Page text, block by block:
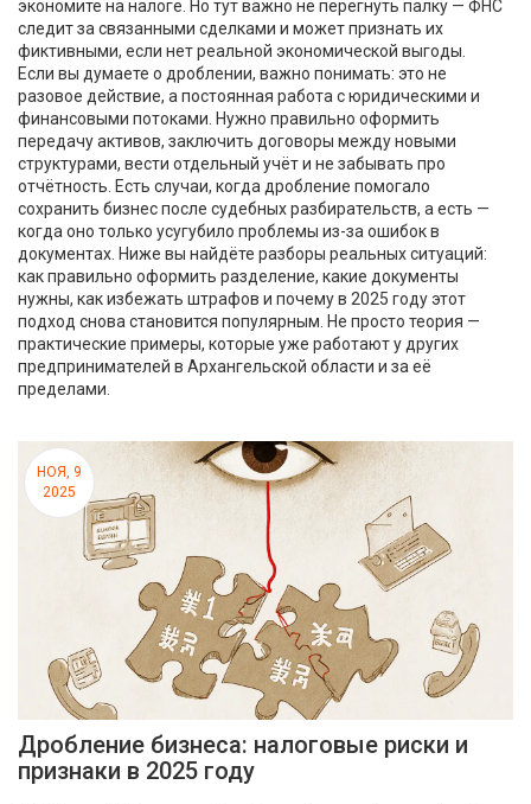
экономите на налоге. Но тут важно не перегнуть палку — ФНС
следит за связанными сделками и может признать их
фиктивными, если нет реальной экономической выгоды.
Если вы думаете о дроблении, важно понимать: это не
разовое действие, а постоянная работа с юридическими и
финансовыми потоками. Нужно правильно оформить
передачу активов, заключить договоры между новыми
структурами, вести отдельный учёт и не забывать про
отчётность. Есть случаи, когда дробление помогало
сохранить бизнес после судебных разбирательств, а есть —
когда оно только усугубило проблемы из-за ошибок в
документах. Ниже вы найдёте разборы реальных ситуаций:
как правильно оформить разделение, какие документы
нужны, как избежать штрафов и почему в 2025 году этот
подход снова становится популярным. Не просто теория —
практические примеры, которые уже работают у других
предпринимателей в Архангельской области и за её
пределами.
НОЯ, 9
2025
Дробление бизнеса: налоговые риски и
признаки в 2025 году